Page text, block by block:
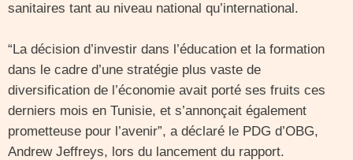
sanitaires tant au niveau national qu’international.
“La décision d’investir dans l’éducation et la formation
dans le cadre d’une stratégie plus vaste de
diversification de l’économie avait porté ses fruits ces
derniers mois en Tunisie, et s’annonçait également
prometteuse pour l’avenir”, a déclaré le PDG d’OBG,
Andrew Jeffreys, lors du lancement du rapport.